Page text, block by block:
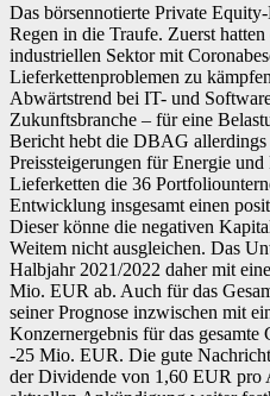
Das börsennotierte Private
Regen in die Traufe. Zuerst
industriellen Sektor mit
Lieferkettenproblemen zu
Abwärtstrend bei IT- und
Zukunftsbranche – für eine
Bericht hebt die DBAG allerdings
Preissteigerungen für Energie
Lieferketten die 36
Entwicklung insgesamt einen
Dieser könne die negativen
Weitem nicht ausgleichen. Das
Halbjahr 2021/2022 daher mit
Mio. EUR ab. Auch für das
seiner Prognose inzwischen mit
Konzernergebnis für das gesamte
-25 Mio. EUR. Die gute
der Dividende von 1,60 EUR